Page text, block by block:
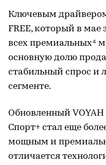
Ключевым
FREE, который в мае
всех премиальных⁴
основную долю
стабильный спрос и
сегменте.
Обновленный
Спорт+ стал еще
мощным и
отличается